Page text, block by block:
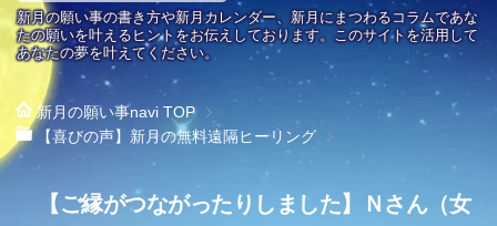
o
g
g
e
i
新月の願い事の書き方や新月カレンダー、新月にまつわるコラムであな
たの願いを叶えるヒントをお伝えしております。このサイトを活用して
あなたの夢を叶えてください。
新月の願い事navi TOP
【喜びの声】新月の無料遠隔ヒーリング
【ご縁がつながったりしました】Ｎさん（女